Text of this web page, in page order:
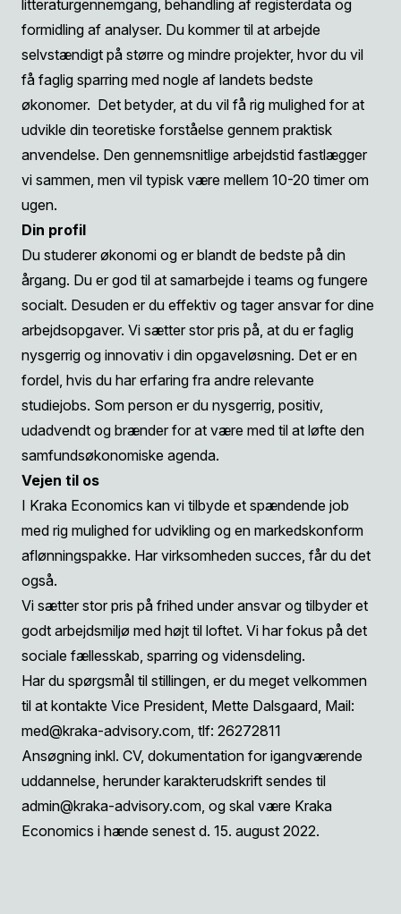
litteraturgennemgang, behandling af registerdata og
formidling af analyser. Du kommer til at arbejde
selvstændigt på større og mindre projekter, hvor du vil
få faglig sparring med nogle af landets bedste
økonomer. Det betyder, at du vil få rig mulighed for at
udvikle din teoretiske forståelse gennem praktisk
anvendelse. Den gennemsnitlige arbejdstid fastlægger
vi sammen, men vil typisk være mellem 10-20 timer om
ugen.
Din profil
Du studerer økonomi og er blandt de bedste på din
årgang. Du er god til at samarbejde i teams og fungere
socialt. Desuden er du effektiv og tager ansvar for dine
arbejdsopgaver. Vi sætter stor pris på, at du er faglig
nysgerrig og innovativ i din opgaveløsning. Det er en
fordel, hvis du har erfaring fra andre relevante
studiejobs. Som person er du nysgerrig, positiv,
udadvendt og brænder for at være med til at løfte den
samfundsøkonomiske agenda.
Vejen til os
I Kraka Economics kan vi tilbyde et spændende job
med rig mulighed for udvikling og en markedskonform
aflønningspakke. Har virksomheden succes, får du det
også.
Vi sætter stor pris på frihed under ansvar og tilbyder et
godt arbejdsmiljø med højt til loftet. Vi har fokus på det
sociale fællesskab, sparring og vidensdeling.
Har du spørgsmål til stillingen, er du meget velkommen
til at kontakte Vice President, Mette Dalsgaard, Mail:
med@kraka-advisory.com, tlf: 26272811
Ansøgning inkl. CV, dokumentation for igangværende
uddannelse, herunder karakterudskrift sendes til
admin@kraka-advisory.com, og skal være Kraka
Economics i hænde senest d. 15. august 2022.